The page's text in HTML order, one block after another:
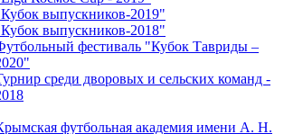
выпускников-2019"
выпускников-2018"
фестиваль "Кубок Тавриды –
среди дворовых и сельских команд -
футбольная академия имени А. Н.